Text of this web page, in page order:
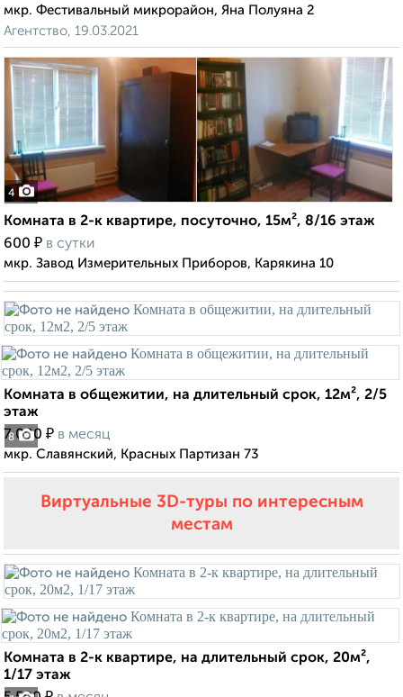
мкр. Фестивальный микрорайон, Яна Полуяна 2
Агентство, 19.03.2021
4
Комната в 2-к квартире, посуточно, 15м², 8/16 этаж
600 ₽ в сутки
мкр. Завод Измерительных Приборов, Карякина 10
8
Комната в общежитии, на длительный срок, 12м², 2/5
этаж
7 000 ₽ в месяц
мкр. Славянский, Красных Партизан 73
Виртуальные 3D-туры по интересным
местам
Комната в 2-к квартире, на длительный срок, 20м²,
1/17 этаж